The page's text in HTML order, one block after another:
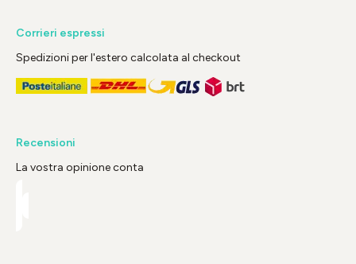
Corrieri espressi
Spedizioni per l'estero calcolata al checkout
Recensioni
La vostra opinione conta